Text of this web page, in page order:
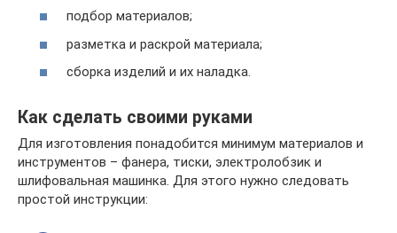
подбор материалов;
разметка и раскрой материала;
сборка изделий и их наладка.
Как сделать своими руками
Для изготовления понадобится минимум материалов и
инструментов – фанера, тиски, электролобзик и
шлифовальная машинка. Для этого нужно следовать
простой инструкции: